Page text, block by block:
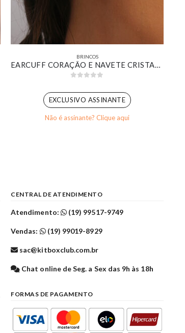
BRINCOS
EARCUFF CORAÇÃO E NAVETE CRISTAL BANHADO EM OURO BRANCO
EXCLUSIVO ASSINANTE
Não é assinante? Clique aqui
CENTRAL DE ATENDIMENTO
Atendimento: (19) 99517-9749
Vendas: (19) 99019-8929
sac@kitboxclub.com.br
Chat online de Seg. a Sex das 9h às 18h
FORMAS DE PAGAMENTO